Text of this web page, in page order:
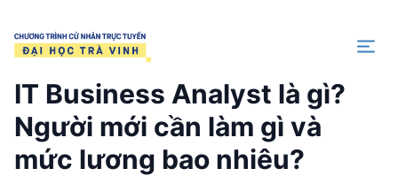
Trang chủ
IT Business Analyst là gì?
Người mới cần làm gì và
mức lương bao nhiêu?